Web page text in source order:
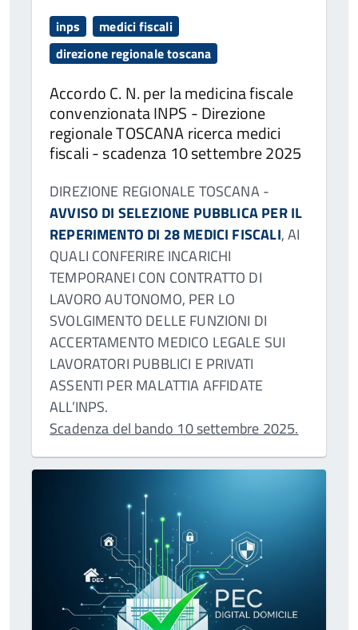
inps
medici fiscali
direzione regionale toscana
Accordo C. N. per la medicina fiscale
convenzionata INPS - Direzione
regionale TOSCANA ricerca medici
fiscali - scadenza 10 settembre 2025
DIREZIONE REGIONALE TOSCANA -
AVVISO DI SELEZIONE PUBBLICA PER IL
REPERIMENTO DI 28 MEDICI FISCALI, AI
QUALI CONFERIRE INCARICHI
TEMPORANEI CON CONTRATTO DI
LAVORO AUTONOMO, PER LO
SVOLGIMENTO DELLE FUNZIONI DI
ACCERTAMENTO MEDICO LEGALE SUI
LAVORATORI PUBBLICI E PRIVATI
ASSENTI PER MALATTIA AFFIDATE
ALL’INPS.
Scadenza del bando 10 settembre 2025.